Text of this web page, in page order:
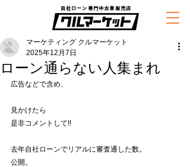
自社ローン専門中古車販売店
ローン通らない人集まれ
マーケティング クルマーケット
2025年12月7日
広告などで含め、
見かけたら
是非コメントして!!
去年自社ローンでリアルに審査通した数。
公開。